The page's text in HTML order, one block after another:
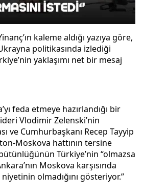
kaleme aldığı yazıya göre,
politikasında izlediği
yaklaşımı net bir mesaj
feda etmeye hazırlandığı bir
Vlodimir Zelenski’nin
ve Cumhurbaşkanı Recep Tayyip
Moskova hattının tersine
Türkiye’nin “olmazsa
Moskova karşısında
olmadığını gösteriyor.’’